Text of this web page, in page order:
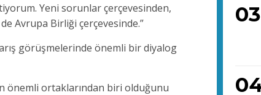
Yeni sorunlar çerçevesinden,
Avrupa Birliği çerçevesinde.”
görüşmelerinde önemli bir diyalog
önemli ortaklarından biri olduğunu